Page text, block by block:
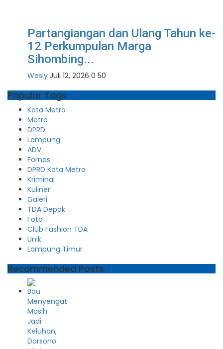
Partangiangan dan Ulang Tahun ke-
12 Perkumpulan Marga
Sihombing...
Wesly Juli 12, 2026 0 50
Popular Tags
Kota Metro
Metro
DPRD
Lampung
ADV
Fornas
DPRD Kota Metro
Kriminal
Kuliner
Galeri
TDA Depok
Foto
Club Fashion TDA
Unik
Lampung Timur
Recommended Posts